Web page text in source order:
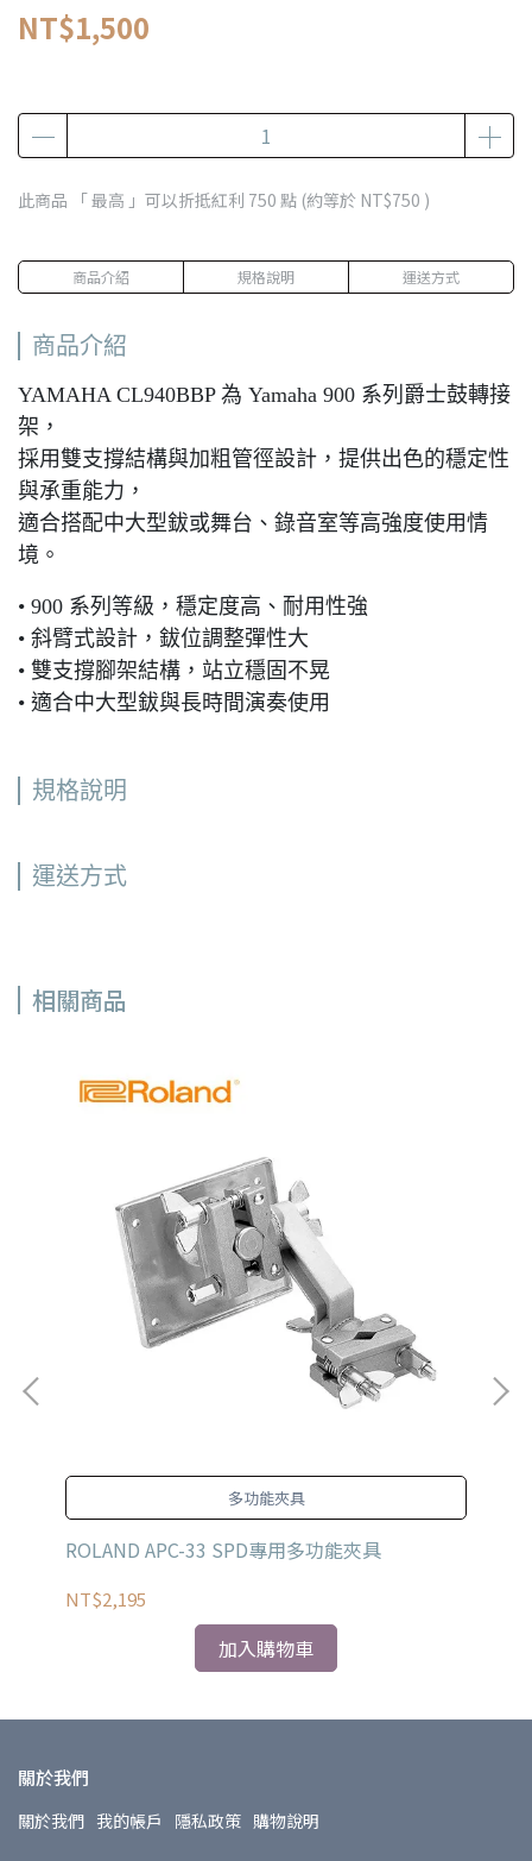
NT$1,500
此商品 「 最高 」可以折抵紅利 750 點 (約等於 NT$750 )
商品介紹 規格說明 運送方式
商品介紹
YAMAHA CL940BBP 為 Yamaha 900 系列爵士鼓轉接
架，
採用雙支撐結構與加粗管徑設計，提供出色的穩定性
與承重能力，
適合搭配中大型鈸或舞台、錄音室等高強度使用情
境。
• 900 系列等級，穩定度高、耐用性強
• 斜臂式設計，鈸位調整彈性大
• 雙支撐腳架結構，站立穩固不晃
• 適合中大型鈸與長時間演奏使用
規格說明
運送方式
相關商品
多功能夾具
ROLAND APC-33 SPD專用多功能夾具
NT$2,195
加入購物車
關於我們
關於我們 我的帳戶 隱私政策 購物說明